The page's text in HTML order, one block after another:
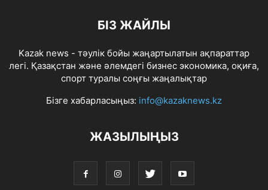
БІЗ ЖАЙЛЫ
Kazak news - тәулік бойы жаңартылатын ақпараттар
легі. Қазақстан және әлемдегі бизнес экономика, оқиға,
спорт туралы соңғы жаңалықтар
Бізге хабарласыңыз: info@kazaknews.kz
ЖАЗЫЛЫҢЫЗ